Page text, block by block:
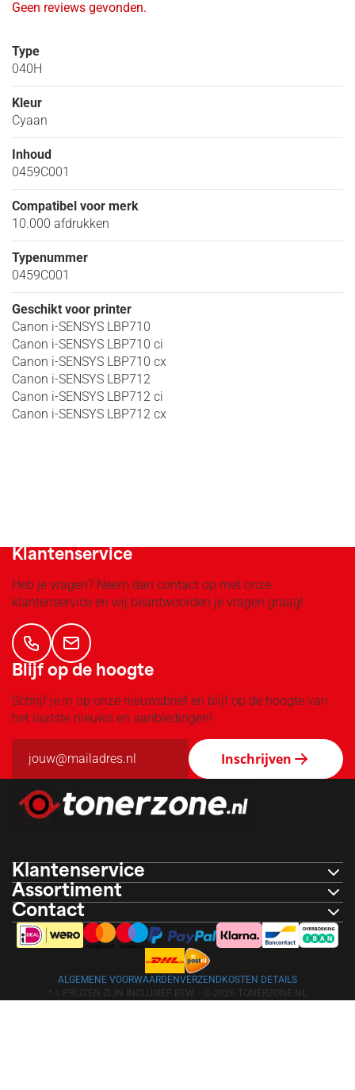
Geen reviews gevonden.
Type
040H
Kleur
Cyaan
Inhoud
0459C001
Compatibel voor merk
10.000 afdrukken
Typenummer
0459C001
Geschikt voor printer
Canon i-SENSYS LBP710
Canon i-SENSYS LBP710 ci
Canon i-SENSYS LBP710 cx
Canon i-SENSYS LBP712
Canon i-SENSYS LBP712 ci
Canon i-SENSYS LBP712 cx
Klantenservice
Heb je vragen? Neem dan contact op met onze
klantenservice en wij beantwoorden je vragen graag!
Blijf op de hoogte
Schrijf je in op onze nieuwsbrief en blijf op de hoogte van
het laatste nieuws en aanbiedingen!
Inschrijven
Klantenservice
Assortiment
Contact
ALGEMENE VOORWAARDENVERZENDKOSTEN DETAILS
* = PRIJZEN ZIJN INCLUSIEF BTW -
© 2026 TONERZONE.NL